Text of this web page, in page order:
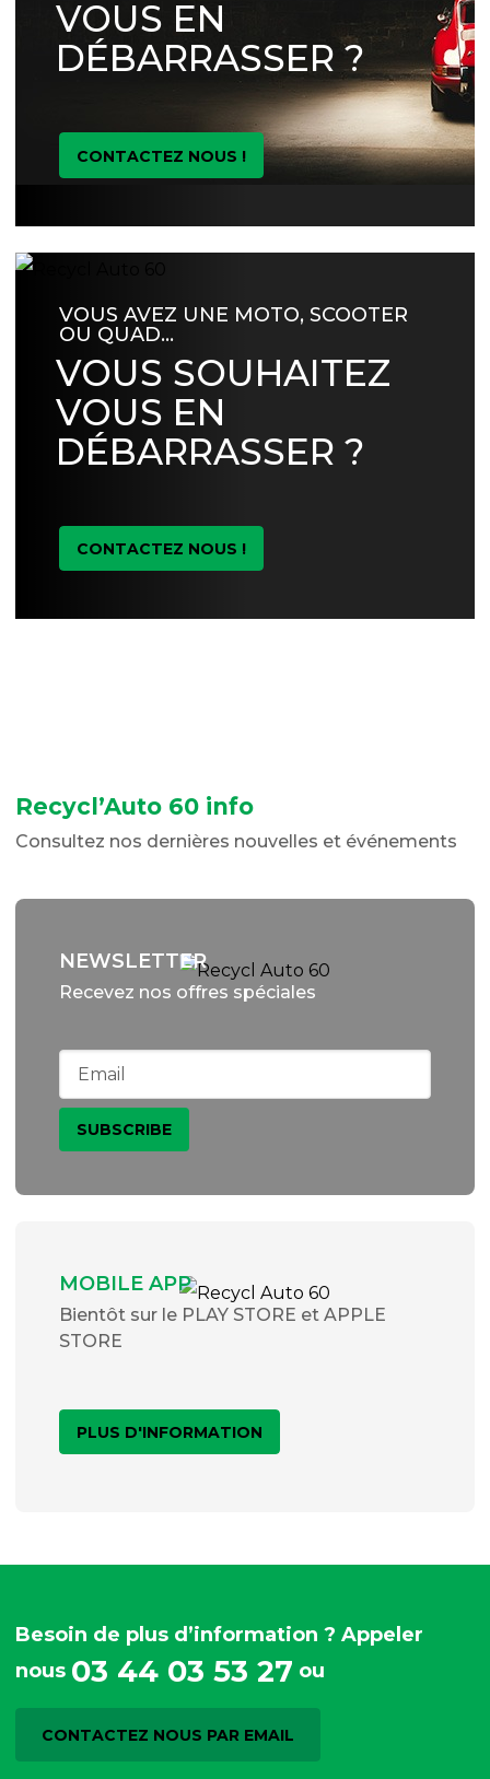
VOUS EN
DÉBARRASSER ?
CONTACTEZ NOUS !
VOUS AVEZ UNE MOTO, SCOOTER
OU QUAD…
VOUS SOUHAITEZ
VOUS EN
DÉBARRASSER ?
CONTACTEZ NOUS !
Recycl’Auto 60 info
Consultez nos dernières nouvelles et événements
NEWSLETTER
Recevez nos offres spéciales
MOBILE APP
Bientôt sur le PLAY STORE et APPLE
STORE
PLUS D'INFORMATION
Besoin de plus d’information ? Appeler
nous 03 44 03 53 27 ou
CONTACTEZ NOUS PAR EMAIL